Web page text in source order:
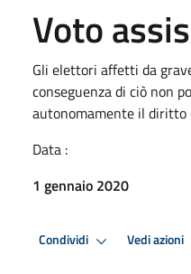
Voto
Gli elettori affetti da
conseguenza di ciò non
autonomamente il diritto
Data :
1 gennaio 2020
Condividi Vedi azioni